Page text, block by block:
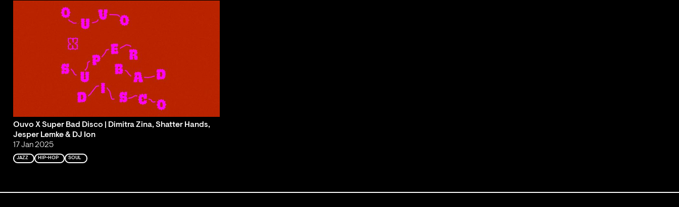
Ouvo X Super Bad Disco | Dimitra Zina, Shatter Hands,
Jesper Lemke & DJ Ion
17 Jan 2025
JAZZ HIP-HOP SOUL